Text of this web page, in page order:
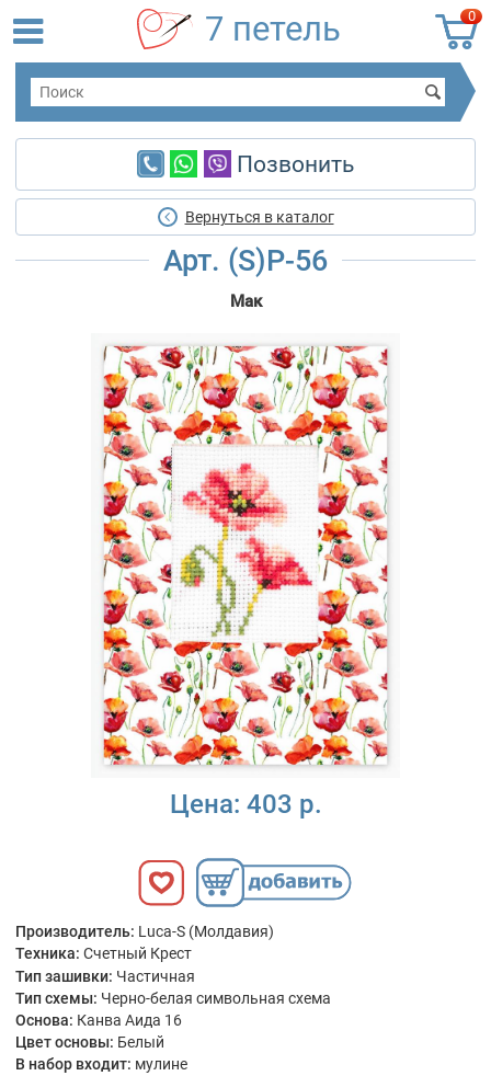
0
7 петель
Позвонить
Вернуться в каталог
Арт. (S)P-56
Мак
Цена: 403 р.
Производитель: Luca-S (Молдавия)
Техника: Счетный Крест
Тип зашивки: Частичная
Тип схемы: Черно-белая символьная схема
Основа: Канва Аида 16
Цвет основы: Белый
В набор входит: мулине